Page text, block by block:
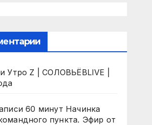
Утро Z | СОЛОВЬЁВLIVE |
60 минут Начинка
пункта. Эфир от